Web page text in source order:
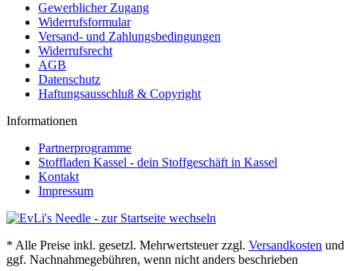
Gewerblicher Zugang
Widerrufsformular
Versand- und Zahlungsbedingungen
Widerrufsrecht
AGB
Datenschutz
Haftungsausschluß & Copyright
Informationen
Partnerprogramme
Stoffladen Kassel - dein Stoffgeschäft in Kassel
Kontakt
Impressum
* Alle Preise inkl. gesetzl. Mehrwertsteuer zzgl. Versandkosten und
ggf. Nachnahmegebühren, wenn nicht anders beschrieben